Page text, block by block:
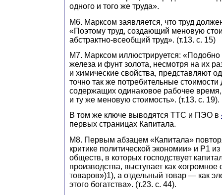
одного и того же труда».
М6. Марксом заявляется, что труд
«Поэтому труд, создающий меновую
абстрактно-всеобщий труд». (т.13. с. 15)
М7. Марксом иллюстрируется: «Подобно
железа и фунт золота, несмотря на их
и химические свойства, представляют
точно так же потребительные стоимости
содержащих одинаковое рабочее
и ту же меновую стоимость». (т.13. с. 19).
В том же ключе выводятся ТТС и ПЭО в
первых страницах Капитала.
М8. Первым абзацем «Капитала»
критике политической экономии» и Р1
обществ, в которых господствует
производства, выступает как «огромное
товаров»)1), а отдельный товар — как
этого богатства». (т.23. с. 44).